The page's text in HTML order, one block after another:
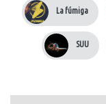
La fúmiga
SUU